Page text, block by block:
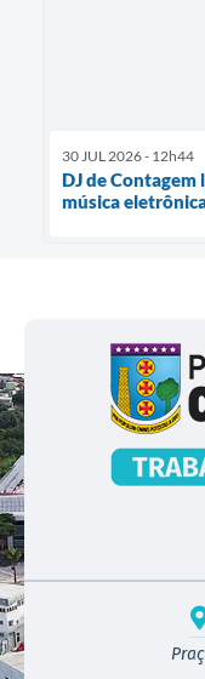
30 JUL 2026 - 12h44
DJ de
música